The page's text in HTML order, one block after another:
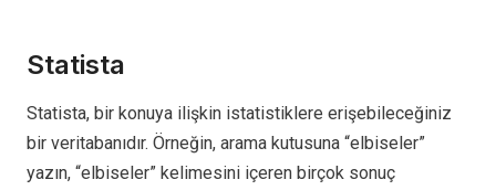
Statista
Statista, bir konuya ilişkin istatistiklere erişebileceğiniz
bir veritabanıdır. Örneğin, arama kutusuna “elbiseler”
yazın, “elbiseler” kelimesini içeren birçok sonuç